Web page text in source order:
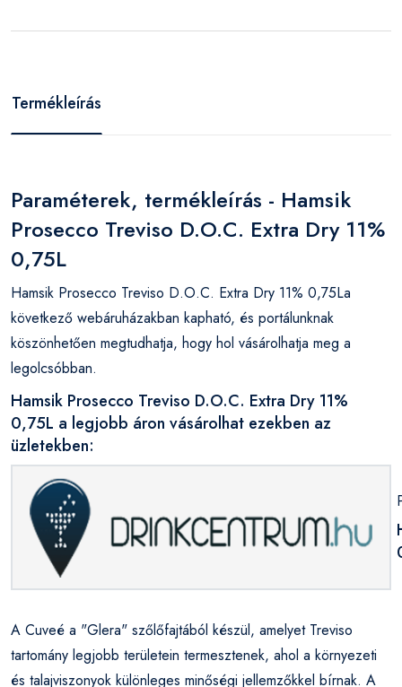
Termékleírás
Paraméterek, termékleírás - Hamsik
Prosecco Treviso D.O.C. Extra Dry 11%
0,75L
Hamsik Prosecco Treviso D.O.C. Extra Dry 11% 0,75La
következő webáruházakban kapható, és portálunknak
köszönhetően megtudhatja, hogy hol vásárolhatja meg a
legolcsóbban.
Hamsik Prosecco Treviso D.O.C. Extra Dry 11%
0,75L a legjobb áron vásárolhat ezekben az
üzletekben:
A Cuveé a "Glera" szőlőfajtából készül, amelyet Treviso
tartomány legjobb területein termesztenek, ahol a környezeti
és talajviszonyok különleges minőségi jellemzőkkel bírnak. A